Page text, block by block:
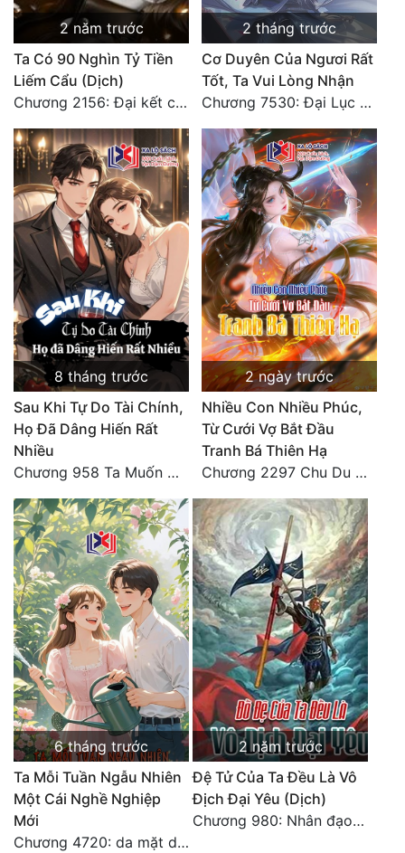
Đô Thị
Đông Phương
Đông Phương Huyền Huyễn
Cẩu Đạo Trường Sinh
Ngự Thú
Truyện Nam
Truyện Nữ
Vô Địch Lưu
Xây Dựng Thế Lực
Đam Mỹ
Đẹp Hiệp
Tính Cách Nhân Vật :
Cơ Trí
Sát Phạt Quyết Đoán
Vô Sỉ
Điềm Đạm
2 năm trước
Ta Có 90 Nghìn Tỷ Tiền
Liếm Cẩu (Dịch)
Chương 2156: Đại kết cục!!!
2 tháng trước
Cơ Duyên Của Ngươi Rất
Tốt, Ta Vui Lòng Nhận
Chương 7530: Đại Lục Khởi Nguyên – Kiến Thành 71
8 tháng trước
Sau Khi Tự Do Tài Chính,
Họ Đã Dâng Hiến Rất
Nhiều
Chương 958 Ta Muốn Cùng Các Cô Vĩnh Viễn Ở Bên Nhau (2) Hết
2 ngày trước
Nhiều Con Nhiều Phúc,
Từ Cưới Vợ Bắt Đầu
Tranh Bá Thiên Hạ
Chương 2297 Chu Du Du mang thai
6 tháng trước
Ta Mỗi Tuần Ngẫu Nhiên
Một Cái Nghề Nghiệp
Mới
Chương 4720: da mặt dày
2 năm trước
Đệ Tử Của Ta Đều Là Vô
Địch Đại Yêu (Dịch)
Chương 980: Nhân đạo thành Thánh (4). HẾT.